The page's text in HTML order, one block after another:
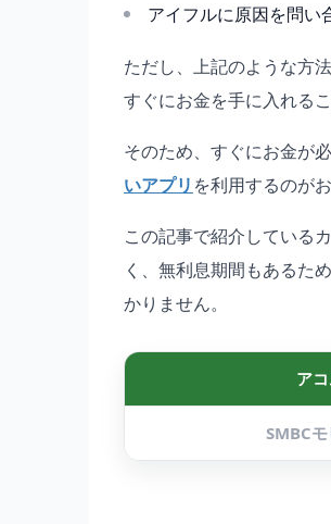
アイフルに原因を問い
ただし、上記のような方
すぐにお金を手に入れる
そのため、すぐにお金が必
いアプリ を利用するのが
この記事で紹介している
く、無利息期間もあるた
かりません。
ア
SMBCモ